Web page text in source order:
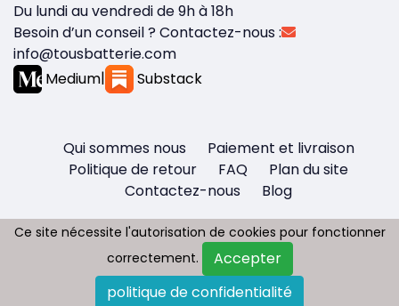
Du lundi au vendredi de 9h à 18h
Besoin d’un conseil ? Contactez-nous :
info@tousbatterie.com
Medium| Substack
Qui sommes nous
Paiement et livraison
Politique de retour
FAQ
Plan du site
Contactez-nous
Blog
Copyright © 2026 - Tous droit réservés
Tousbatterie.com
Ce site nécessite l'autorisation de cookies pour fonctionner
correctement.
Accepter
politique de confidentialité
Ce site nécessite l'autorisation de cookies pour fonctionner
correctement.
Accepter
politique de confidentialité